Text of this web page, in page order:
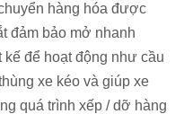
hàng hóa được
đảm bảo mở nhanh
để hoạt động như cầu
xe kéo và giúp xe
quá trình xếp / dỡ hàng